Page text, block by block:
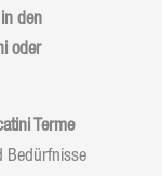
den
oder
Terme
Bedürfnisse